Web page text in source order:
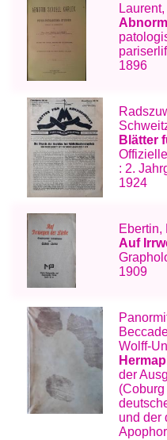
1896
Blätter
: 2.
1924
Ebertin,
Auf
1909
Wolff-
der
und der